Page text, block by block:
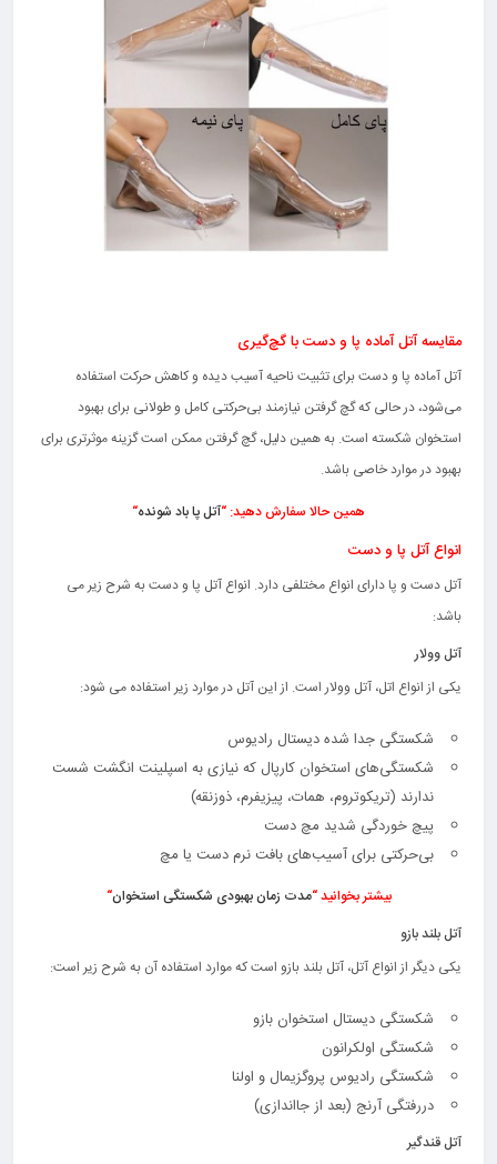
مقایسه آتل آماده پا و دست با گچ‌گیری
آتل آماده پا و دست برای تثبیت ناحیه آسیب دیده و کاهش حرکت استفاده
می‌شود، در حالی که گچ گرفتن نیازمند بی‌حرکتی کامل و طولانی برای بهبود
استخوان شکسته است. به همین دلیل، گچ گرفتن ممکن است گزینه موثرتری برای
بهبود در موارد خاصی باشد.
همین حالا سفارش دهید: “آتل پا باد شونده“
انواع آتل پا و دست
آتل دست و پا دارای انواع مختلفی دارد. انواع آتل پا و دست به شرح زیر می
باشد:
آتل وولار
یکی از انواع اتل، آتل وولار است. از این آتل در موارد زیر استفاده می شود:
شکستگی جدا شده دیستال رادیوس
شکستگی‌های استخوان کارپال که نیازی به اسپلینت انگشت شست
ندارند (تریکوتروم، همات، پیزیفرم، ذوزنقه)
پیچ خوردگی شدید مچ دست
بی‌حرکتی برای آسیب‎‌های بافت نرم دست یا مچ
بیشتر بخوانید “مدت زمان بهبودی شکستگی استخوان“
آتل بلند بازو
یکی دیگر از انواع آتل، آتل بلند بازو است که موارد استفاده آن به شرح زیر است:
شکستگی دیستال استخوان بازو
شکستگی اولکرانون
شکستگی رادیوس پروگزیمال و اولنا
دررفتگی آرنج (بعد از جااندازی)
آتل قندگیر